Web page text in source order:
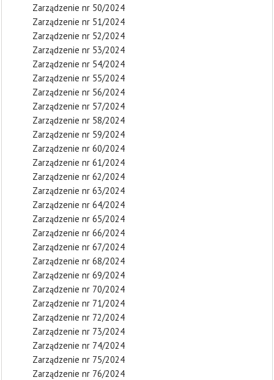
Zarządzenie nr 50/2024
Zarządzenie nr 51/2024
Zarządzenie nr 52/2024
Zarządzenie nr 53/2024
Zarządzenie nr 54/2024
Zarządzenie nr 55/2024
Zarządzenie nr 56/2024
Zarządzenie nr 57/2024
Zarządzenie nr 58/2024
Zarządzenie nr 59/2024
Zarządzenie nr 60/2024
Zarządzenie nr 61/2024
Zarządzenie nr 62/2024
Zarządzenie nr 63/2024
Zarządzenie nr 64/2024
Zarządzenie nr 65/2024
Zarządzenie nr 66/2024
Zarządzenie nr 67/2024
Zarządzenie nr 68/2024
Zarządzenie nr 69/2024
Zarządzenie nr 70/2024
Zarządzenie nr 71/2024
Zarządzenie nr 72/2024
Zarządzenie nr 73/2024
Zarządzenie nr 74/2024
Zarządzenie nr 75/2024
Zarządzenie nr 76/2024